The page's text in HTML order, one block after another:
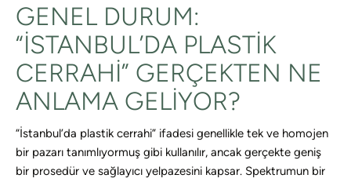
GENEL DURUM:
“İSTANBUL’DA PLASTIK
CERRAHI” GERÇEKTEN NE
ANLAMA GELIYOR?
“İstanbul’da plastik cerrahi” ifadesi genellikle tek ve homojen
bir pazarı tanımlıyormuş gibi kullanılır, ancak gerçekte geniş
bir prosedür ve sağlayıcı yelpazesini kapsar. Spektrumun bir